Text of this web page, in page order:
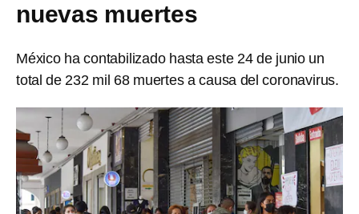
nuevas muertes
México ha contabilizado hasta este 24 de junio un
total de 232 mil 68 muertes a causa del coronavirus.